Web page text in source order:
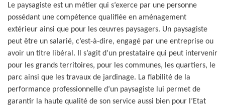
Le paysagiste est un métier qui s’exerce par une personne
possédant une compétence qualifiée en aménagement
extérieur ainsi que pour les œuvres paysagers. Un paysagiste
peut être un salarié, c’est-à-dire, engagé par une entreprise ou
avoir un titre libéral. Il s’agit d’un prestataire qui peut intervenir
pour les grands territoires, pour les communes, les quartiers, le
parc ainsi que les travaux de jardinage. La fiabilité de la
performance professionnelle d’un paysagiste lui permet de
garantir la haute qualité de son service aussi bien pour l’Etat